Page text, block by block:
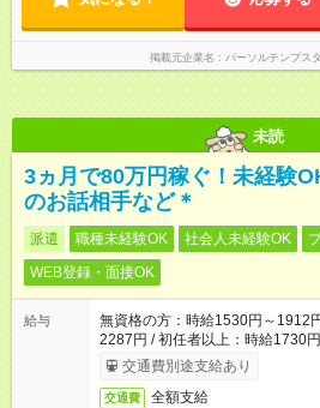
掲載元企業名 パーソルテンプス
未読
3ヵ月で80万円稼ぐ！未経験
のお話相手など＊
派遣 職種未経験OK 社会人未経験OK
WEB登録・面接OK
給与
無資格の方：時給1530円～1912
2287円 / 初任者以上：時給1730
交通費別途支給あり
交通費 全額支給